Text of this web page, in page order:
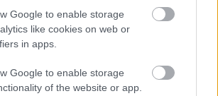
Google to enable storage
like cookies on web or
in apps.
Google to enable storage
of the website or app.
Elnézést!
[Rambo]•2026. július 20.
korabeli Murphy törvénye